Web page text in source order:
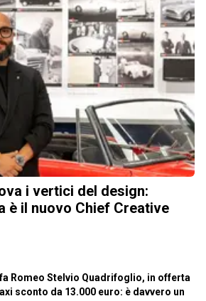
i vertici del design:
è il nuovo Chief Creative
Romeo Stelvio Quadrifoglio, in offerta
sconto da 13.000 euro: è davvero un